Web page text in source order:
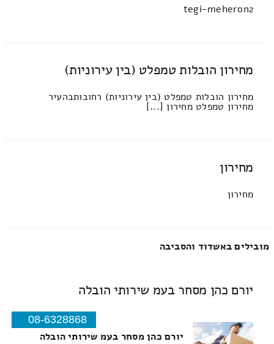
tegi-meheron2
מחירון הובלות טמפלט (בין עירוניות)
מחירון הובלות טמפלט (בין עירוניות) רחובותבהעיר
מחירון טמפלט מחירון [...]
מחירון
מחירון
מובילים באשדוד והסביבה
יורם כהן מסחר בעמ שירותי הובלה
08-6328868
יורם כהן מסחר בעמ שירותי הובלה